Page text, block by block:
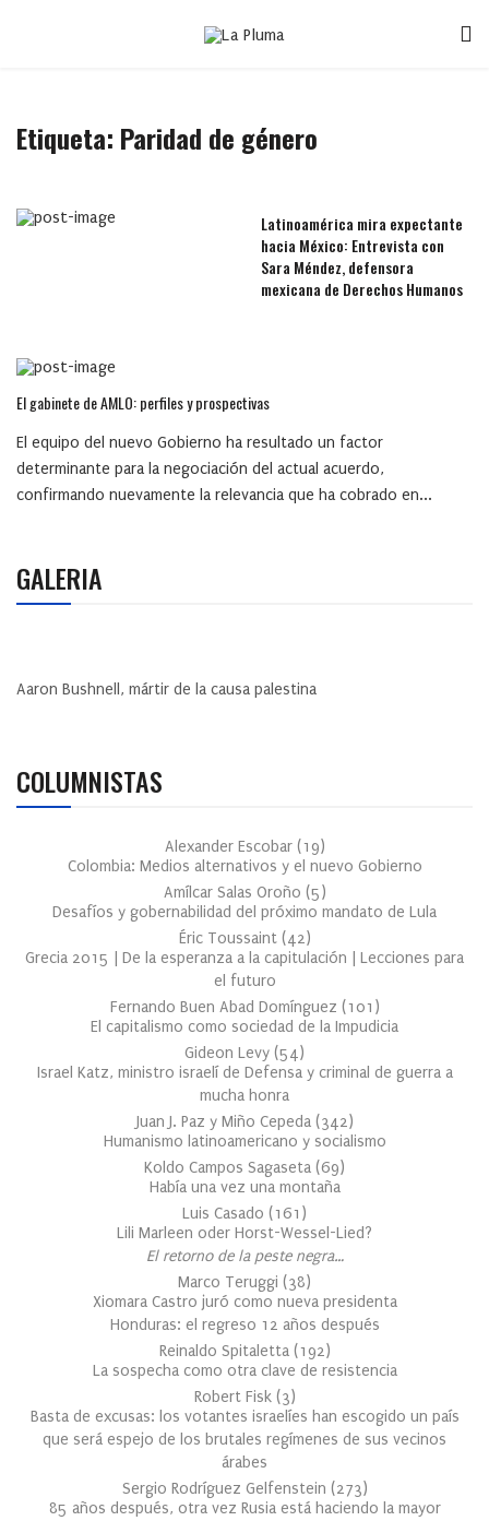
Etiqueta: Paridad de género
Latinoamérica mira expectante
hacia México: Entrevista con
Sara Méndez, defensora
mexicana de Derechos Humanos
El gabinete de AMLO: perfiles y prospectivas
El equipo del nuevo Gobierno ha resultado un factor
determinante para la negociación del actual acuerdo,
confirmando nuevamente la relevancia que ha cobrado en...
GALERIA
Aaron Bushnell, mártir de la causa palestina
COLUMNISTAS
Alexander Escobar (19)
Colombia: Medios alternativos y el nuevo Gobierno
Amílcar Salas Oroño (5)
Desafíos y gobernabilidad del próximo mandato de Lula
Éric Toussaint (42)
Grecia 2015 | De la esperanza a la capitulación | Lecciones para
el futuro
Fernando Buen Abad Domínguez (101 )
El capitalismo como sociedad de la Impudicia
Gideon Levy (54)
Israel Katz, ministro israelí de Defensa y criminal de guerra a
mucha honra
Juan J. Paz y Miño Cepeda (342)
Humanismo latinoamericano y socialismo
Koldo Campos Sagaseta (69)
Había una vez una montaña
Luis Casado (161 )
Lili Marleen oder Horst-Wessel-Lied?
El retorno de la peste negra…
Marco Teruggi (38)
Xiomara Castro juró como nueva presidenta
Honduras: el regreso 12 años después
Reinaldo Spitaletta (192)
La sospecha como otra clave de resistencia
Robert Fisk (3)
Basta de excusas: los votantes israelíes han escogido un país
que será espejo de los brutales regímenes de sus vecinos
árabes
Sergio Rodríguez Gelfenstein (273)
85 años después, otra vez Rusia está haciendo la mayor